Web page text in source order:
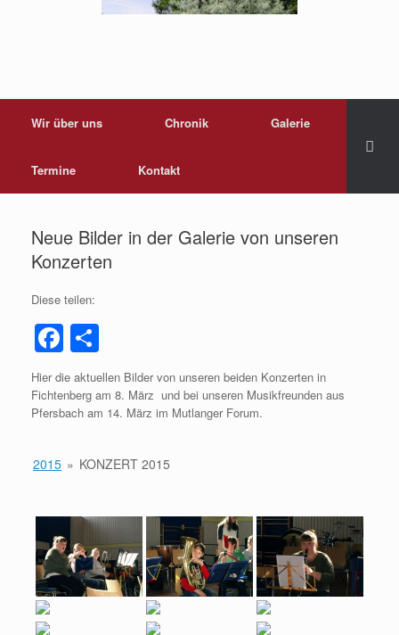
Wir über uns Chronik Galerie
Termine Kontakt
Neue Bilder in der Galerie von unseren
Konzerten
Diese teilen:
F
a
c
e
o
o
k
eil
e
n
Hier die aktuellen Bilder von unseren beiden Konzerten in
Fichtenberg am 8. März und bei unseren Musikfreunden aus
Pfersbach am 14. März im Mutlanger Forum.
2015 » KONZERT 2015